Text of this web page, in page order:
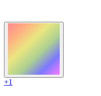
+1